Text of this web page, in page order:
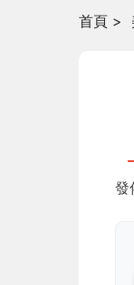
首頁 >
發